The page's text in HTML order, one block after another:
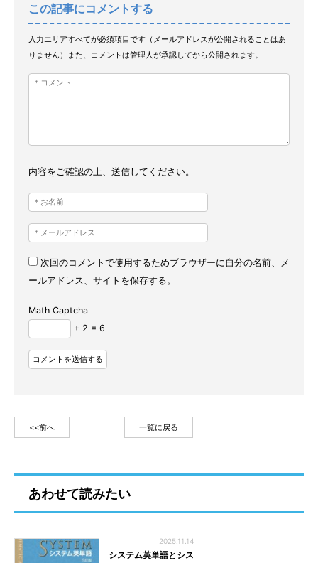
この記事にコメントする
入力エリアすべてが必須項目です（メールアドレスが公開されることはあ
りません）また、コメントは管理人が承認してから公開されます。
内容をご確認の上、送信してください。
次回のコメントで使用するためブラウザーに自分の名前、メ
ールアドレス、サイトを保存する。
Math Captcha
+ 2 = 6
<<前へ 一覧に戻る
あわせて読みたい
2025.11.14
システム英単語とシス